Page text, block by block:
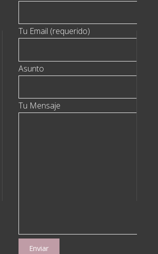
Tu Email (requerido)
Asunto
Tu Mensaje